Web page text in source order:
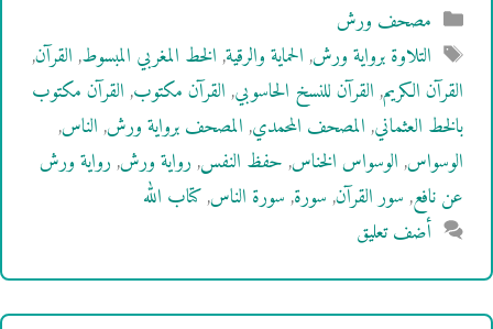
التصنيفات
مصحف ورش
الوسوم
التلاوة برواية ورش,الحماية والرقية,الخط المغربي المبسوط,القرآن,
القرآن الكريم,القرآن للنسخ الحاسوبي,القرآن مكتوب,القرآن مكتوب
بالخط العثماني,المصحف المحمدي,المصحف برواية ورش,الناس,
الوسواس,الوسواس الخناس,حفظ النفس,رواية ورش,رواية ورش
عن نافع,سور القرآن,سورة,سورة الناس,كتاب الله
أضف تعليق